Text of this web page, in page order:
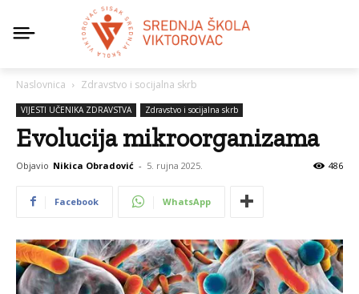
Naslovnica Zdravstvo i socijalna skrb
VIJESTI UČENIKA ZDRAVSTVA Zdravstvo i socijalna skrb
Evolucija mikroorganizama
Objavio Nikica Obradović - 5. rujna 2025. 486
Facebook WhatsApp